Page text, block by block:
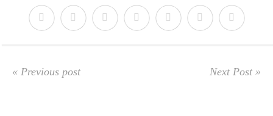
« Previous post Next Post »